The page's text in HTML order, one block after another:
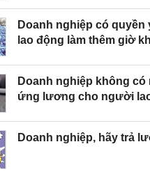
Doanh nghiệp có
lao động làm thêm giờ
Doanh nghiệp không có
ứng lương cho người
Doanh nghiệp, hãy trả